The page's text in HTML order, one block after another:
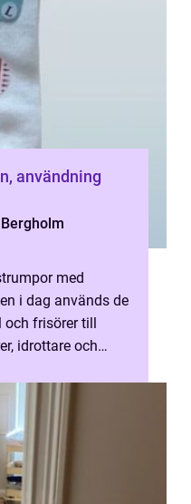
med
i dag används de
och frisörer till
idrottare och